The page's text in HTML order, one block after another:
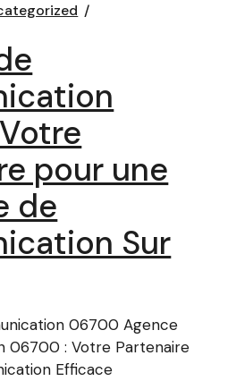
pour une
de
Sur
06700 Agence
06700 : Votre Partenaire
Efficace